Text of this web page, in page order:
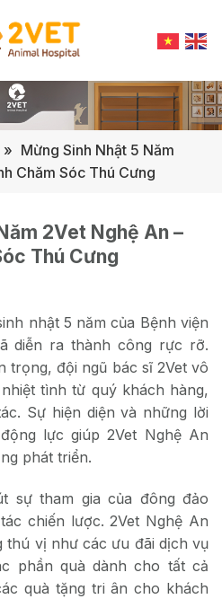
» Mừng Sinh Nhật 5 Năm
Chăm Sóc Thú Cưng
2Vet Nghệ An –
Thú Cưng
nhật 5 năm của Bệnh viện
diễn ra thành công rực rỡ.
trọng, đội ngũ bác sĩ 2Vet vô
tình từ quý khách hàng,
Sự hiện diện và những lời
lực giúp 2Vet Nghệ An
phát triển.
sự tham gia của đông đảo
chiến lược. 2Vet Nghệ An
thú vị như các ưu đãi dịch vụ
phần quà dành cho tất cả
quà tặng tri ân cho khách